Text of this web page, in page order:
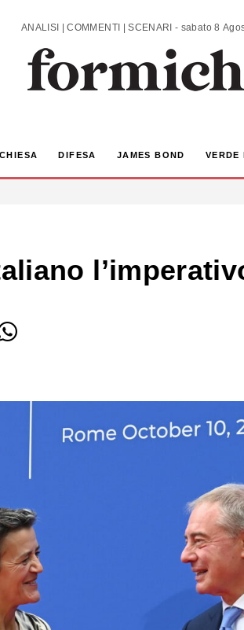
ANALISI | COMMENTI | SCENARI -
CHIESA DIFESA JAMES BOND VERDE